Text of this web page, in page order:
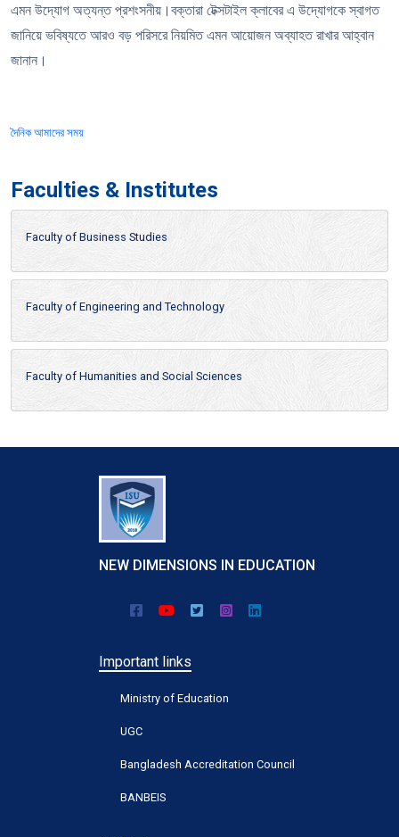
এমন উদ্যোগ অত্যন্ত প্রশংসনীয়।বক্তারা টেক্সটাইল ক্লাবের এ উদ্যোগকে স্বাগত
জানিয়ে ভবিষ্যতে আরও বড় পরিসরে নিয়মিত এমন আয়োজন অব্যাহত রাখার আহ্বান
জানান।
দৈনিক আমাদের সময়
Faculties & Institutes
Faculty of Business Studies
Faculty of Engineering and Technology
Faculty of Humanities and Social Sciences
NEW DIMENSIONS IN EDUCATION
Important links
Ministry of Education
UGC
Bangladesh Accreditation Council
BANBEIS